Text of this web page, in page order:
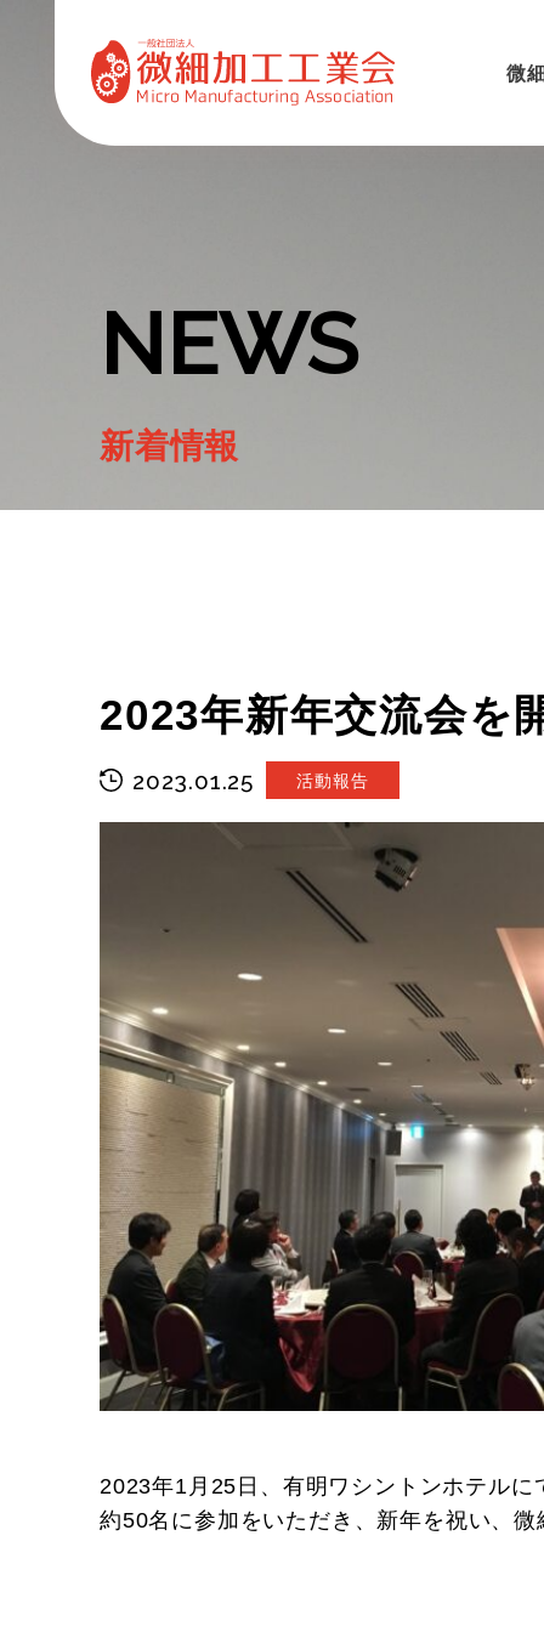
微
NEWS
新着情報
2023年新年交流会を
2023.01.25 活動報告
2023年1月25日、有明ワシントンホテル
約50名に参加をいただき、新年を祝い、